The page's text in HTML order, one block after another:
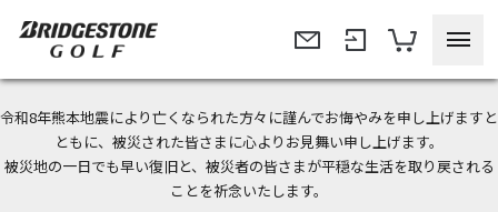
令和8年熊本地震により亡くなられた方々に謹んでお悔やみを申し上げますと
ともに、被災された皆さまに心よりお見舞い申し上げます。
被災地の一日でも早い復旧と、被災者の皆さまが平穏な生活を取り戻される
ことを祈念いたします。
今なら新規会員登録で1,000円OFFクーポンプレゼント！
＜商品配送に関するお知らせ＞